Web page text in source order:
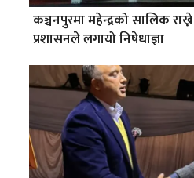
कञ्चनपुरमा महेन्द्रको सालिक
प्रशासनले लगायो निषेधाज्ञा